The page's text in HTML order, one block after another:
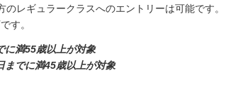
レギュラークラスへのエントリーは可能です。
す。
満55歳以上が対象
でに満45歳以上が対象